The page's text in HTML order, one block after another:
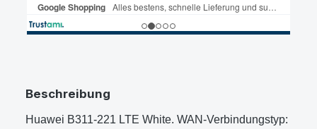
Beschreibung
Huawei B311-221 LTE White. WAN-Verbindungstyp: